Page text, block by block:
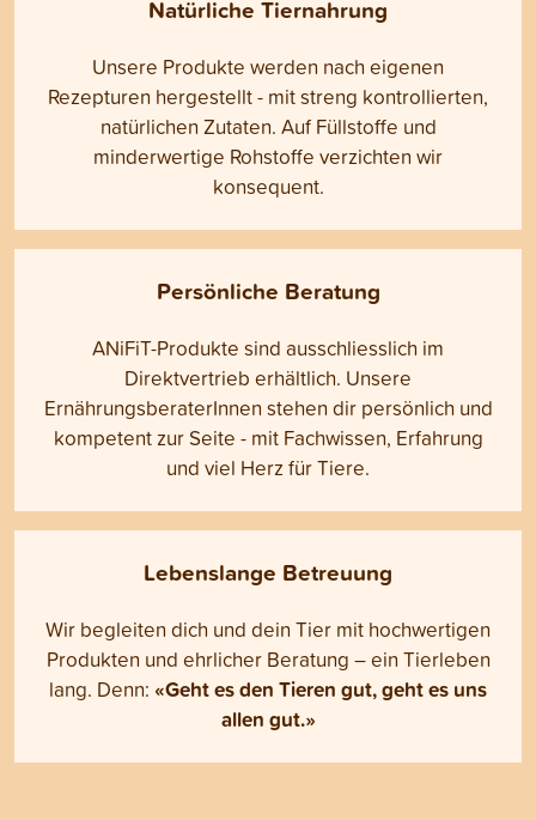
Natürliche Tiernahrung
Unsere Produkte werden nach eigenen
Rezepturen hergestellt - mit streng kontrollierten,
natürlichen Zutaten. Auf Füllstoffe und
minderwertige Rohstoffe verzichten wir
konsequent.
Persönliche Beratung
ANiFiT-Produkte sind ausschliesslich im
Direktvertrieb erhältlich. Unsere
ErnährungsberaterInnen stehen dir persönlich und
kompetent zur Seite - mit Fachwissen, Erfahrung
und viel Herz für Tiere.
Lebenslange Betreuung
Wir begleiten dich und dein Tier mit hochwertigen
Produkten und ehrlicher Beratung – ein Tierleben
lang. Denn: «Geht es den Tieren gut, geht es uns
allen gut.»